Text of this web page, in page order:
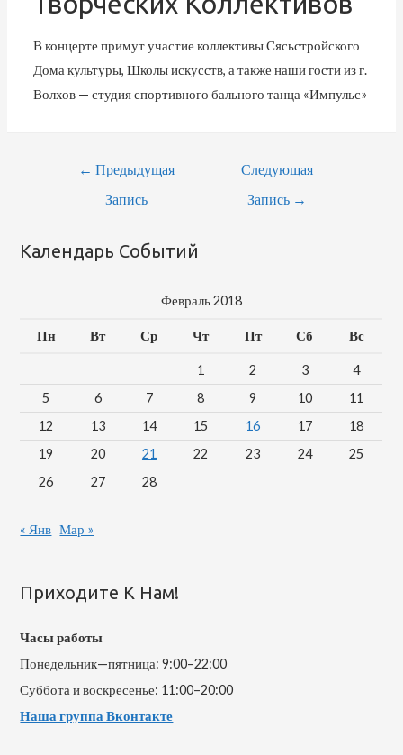
В концерте примут участие коллективы Сясьстройского
Дома культуры, Школы искусств, а также наши гости из г.
Волхов — студия спортивного бального танца «Импульс»
← Предыдущая
Запись
Следующая
Запись →
Календарь Событий
Февраль 2018
Пн Вт Ср Чт Пт Сб Вс
1 2 3
4
5
6 7 8 9 10
11
12
13 14 15 16 17
18
19
20 21 22 23 24
25
26
27 28
« Янв Мар »
Приходите К Нам!
Часы работы
Понедельник—пятница: 9:00–22:00
Суббота и воскресенье: 11:00–20:00
Наша группа Вконтакте